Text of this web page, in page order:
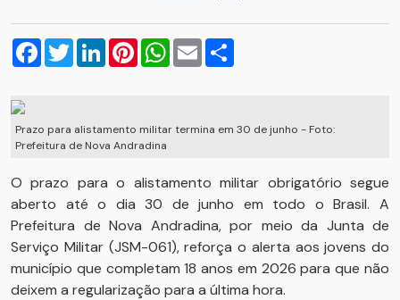
Facebook
TwitterLinkedInPinterestWhatsApp
Email
Prazo para alistamento militar termina em 30 de junho - Foto:
Prefeitura de Nova Andradina
O prazo para o alistamento militar obrigatório segue
aberto até o dia 30 de junho em todo o Brasil. A
Prefeitura de Nova Andradina, por meio da Junta de
Serviço Militar (JSM-061), reforça o alerta aos jovens do
município que completam 18 anos em 2026 para que não
deixem a regularização para a última hora.